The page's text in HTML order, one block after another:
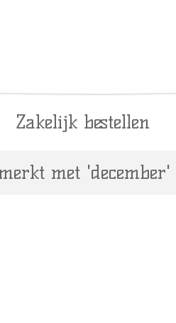
Zakelijk bestellen
met 'december'